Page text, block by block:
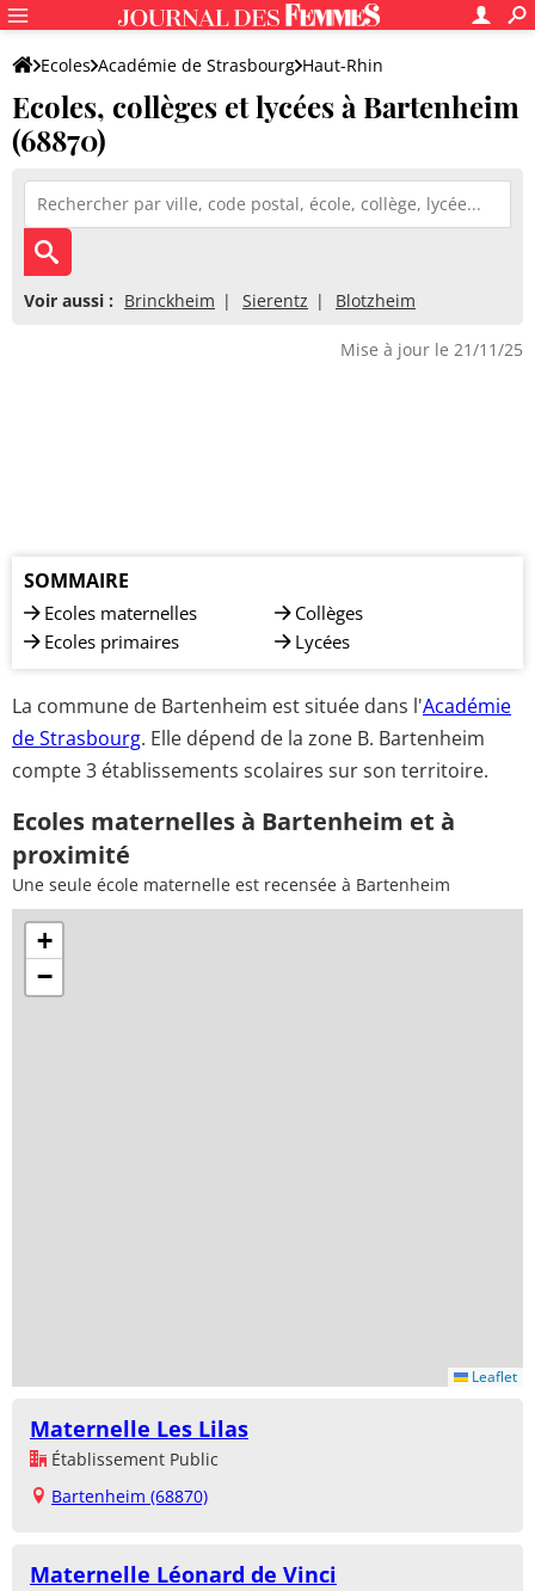
Ecoles Académie de Strasbourg Haut-Rhin
Ecoles, collèges et lycées à Bartenheim
(68870)
Voir aussi : Brinckheim Sierentz Blotzheim
Mise à jour le 21/11/25
SOMMAIRE
Ecoles maternelles
Ecoles primaires
Collèges
Lycées
La commune de Bartenheim est située dans l'Académie
de Strasbourg. Elle dépend de la zone B. Bartenheim
compte 3 établissements scolaires sur son territoire.
Ecoles maternelles à Bartenheim et à
proximité
Une seule école maternelle est recensée à Bartenheim
+
−
Leaflet
Maternelle Les Lilas
Établissement Public
Bartenheim (68870)
Maternelle Léonard de Vinci